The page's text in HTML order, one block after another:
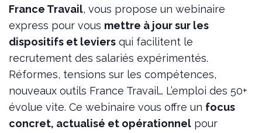
France Travail, vous propose un webinaire
express pour vous mettre à jour sur les
dispositifs et leviers qui facilitent le
recrutement des salariés expérimentés.
Réformes, tensions sur les compétences,
nouveaux outils France Travail… L’emploi des 50+
évolue vite. Ce webinaire vous offre un focus
concret, actualisé et opérationnel pour